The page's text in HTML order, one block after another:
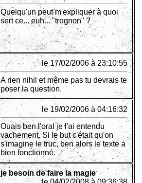
Quelqu'un peut m'expliquer à quoi
sert ce... euh... "trognon" ?
le 17/02/2006 à 23:10:55
A rien nihil et même pas tu devrais te
poser la question.
le 19/02/2006 à 04:16:32
Ouais ben l'oral je l'ai entendu
vachement. Si le but c'était qu'on
s'imagine le truc, ben alors le texte a
bien fonctionné.
je besoin de faire la magie